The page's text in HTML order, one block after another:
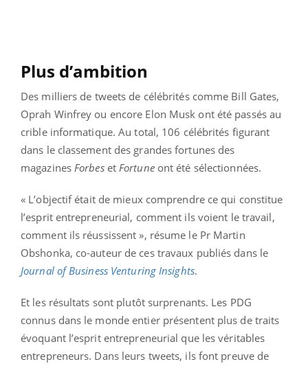
Plus d’ambition
Des milliers de tweets de célébrités comme Bill Gates,
Oprah Winfrey ou encore Elon Musk ont été passés au
crible informatique. Au total, 106 célébrités figurant
dans le classement des grandes fortunes des
magazines ForbesetFortuneont été sélectionnées.
« L’objectif était de mieux comprendre ce qui constitue
l’esprit entrepreneurial, comment ils voient le travail,
comment ils réussissent », résume le Pr Martin
Obshonka, co-auteur de ces travaux publiés dans le
Journal of Business Venturing Insights.
Et les résultats sont plutôt surprenants. Les PDG
connus dans le monde entier présentent plus de traits
évoquant l’esprit entrepreneurial que les véritables
entrepreneurs. Dans leurs tweets, ils font preuve de